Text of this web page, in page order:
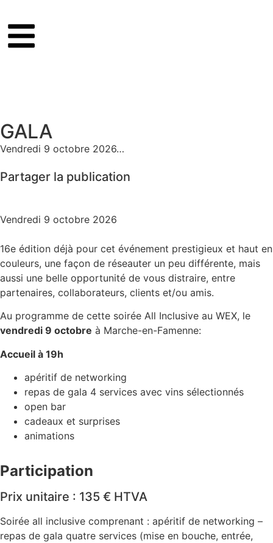
GALA
Vendredi 9 octobre 2026…
Partager la publication
Vendredi 9 octobre 2026
16e édition déjà pour cet événement prestigieux et haut en
couleurs, une façon de réseauter un peu différente, mais
aussi une belle opportunité de vous distraire, entre
partenaires, collaborateurs, clients et/ou amis.
Au programme de cette soirée All Inclusive au WEX, le
vendredi 9 octobre à Marche-en-Famenne:
Accueil à 19h
apéritif de networking
repas de gala 4 services avec vins sélectionnés
open bar
cadeaux et surprises
animations
Participation
Prix unitaire : 135 € HTVA
Soirée all inclusive comprenant : apéritif de networking –
repas de gala quatre services (mise en bouche, entrée,